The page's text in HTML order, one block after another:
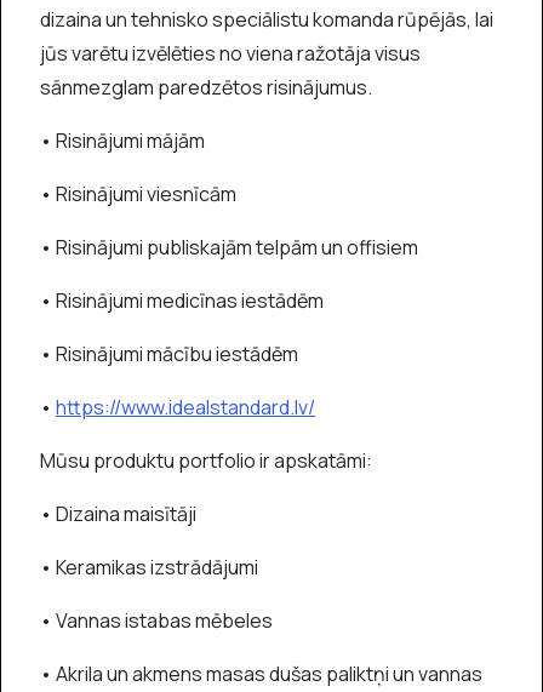
dizaina un tehnisko speciālistu komanda rūpējās, lai
jūs varētu izvēlēties no viena ražotāja visus
sānmezglam paredzētos risinājumus.
• Risinājumi mājām
• Risinājumi viesnīcām
• Risinājumi publiskajām telpām un offisiem
• Risinājumi medicīnas iestādēm
• Risinājumi mācību iestādēm
• https://www.idealstandard.lv/
Mūsu produktu portfolio ir apskatāmi:
• Dizaina maisītāji
• Keramikas izstrādājumi
• Vannas istabas mēbeles
• Akrila un akmens masas dušas paliktņi un vannas